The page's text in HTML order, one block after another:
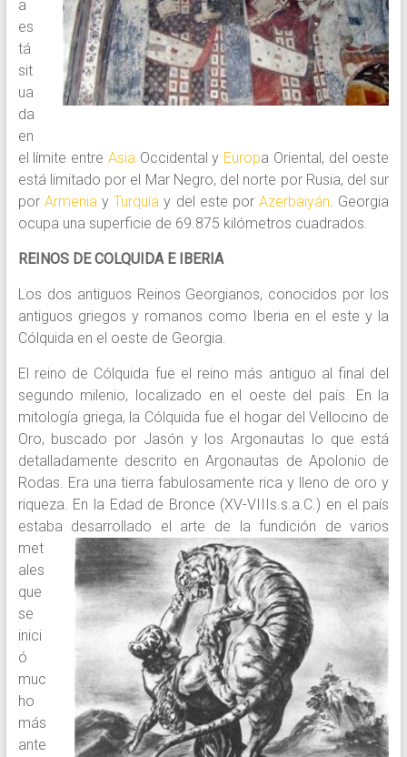
a
es
tá
sit
ua
da
en
el límite entre AsiaOccidental y Europa Oriental, del oeste
está limitado por el Mar Negro, del norte por Rusia, del sur
por ArmeniayTurquía y del este porAzerbaiyán. Georgia
ocupa una superficie de 69.875 kilómetros cuadrados.
REINOS DE COLQUIDA E IBERIA
Los dos antiguos Reinos Georgianos, conocidos por los
antiguos griegos y romanos como Iberia en el este y la
Cólquida en el oeste de Georgia.
El reino de Cólquida fue el reino más antiguo al final del
segundo milenio, localizado en el oeste del país. En la
mitología griega, la Cólquida fue el hogar del Vellocino de
Oro, buscado por Jasón y los Argonautas lo que está
detalladamente descrito en Argonautas de Apolonio de
Rodas. Era una tierra fabulosamente rica y lleno de oro y
riqueza. En la Edad de Bronce (XV-VIIIs.s.a.C.) en el país
estaba desarrollado el arte de lafundición de varios
met
ales
que
se
inici
ó
muc
ho
más
ante